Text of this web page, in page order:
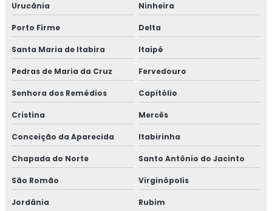
Urucânia Ninheira
Porto Firme Delta
Santa Maria de Itabira Itaipé
Pedras de Maria da Cruz Fervedouro
Senhora dos Remédios Capitólio
Cristina Mercês
Conceição da Aparecida Itabirinha
Chapada do Norte Santo Antônio do Jacinto
São Romão Virginópolis
Jordânia Rubim